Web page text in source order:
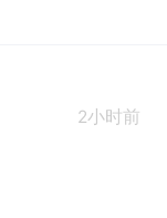
2小时前